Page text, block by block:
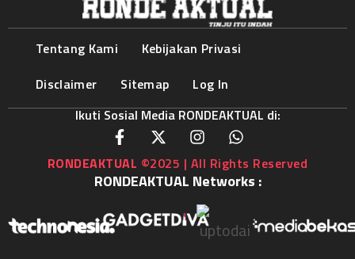
Tentang Kami
Kebijakan Privasi
Disclaimer
Sitemap
Log In
Ikuti Sosial Media RONDEAKTUAL di:
RONDEAKTUAL ©2025 | All Rights Reserved
RONDEAKTUAL Networks :